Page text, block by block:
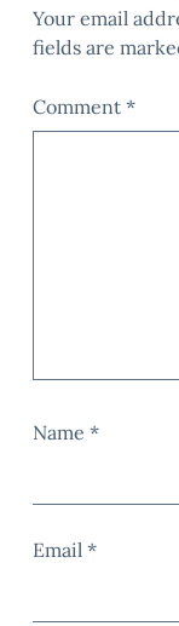
Your email
fields are
Comment *
Name *
Email *